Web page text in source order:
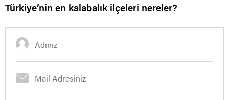
Türkiye’nin en kalabalık ilçeleri nereler?